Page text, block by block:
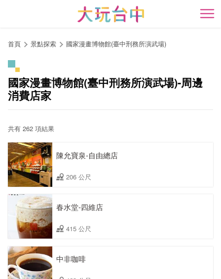
開
首頁 景點探索 國家漫畫博物館(臺中刑務所演武場)
國家漫畫博物館(臺中刑務所演武場)-周邊
消費店家
共有 262 項結果
陳允寶泉-自由總店
206 公尺
春水堂-四維店
415 公尺
中非咖啡